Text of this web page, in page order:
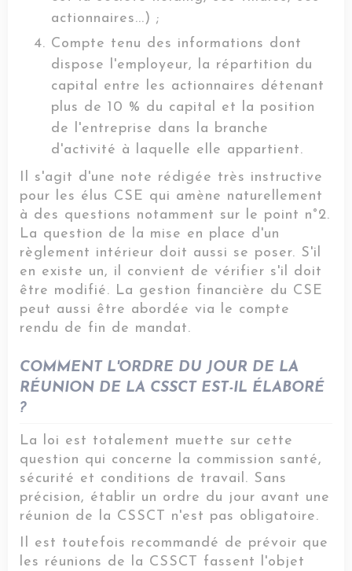
actionnaires...) ;
Compte tenu des informations dont
dispose l'employeur, la répartition du
capital entre les actionnaires détenant
plus de 10 % du capital et la position
de l'entreprise dans la branche
d'activité à laquelle elle appartient.
Il s'agit d'une note rédigée très instructive
pour les élus CSE qui amène naturellement
à des questions notamment sur le point n°2.
La question de la mise en place d'un
règlement intérieur doit aussi se poser. S'il
en existe un, il convient de vérifier s'il doit
être modifié. La gestion financière du CSE
peut aussi être abordée via le compte
rendu de fin de mandat.
COMMENT L'ORDRE DU JOUR DE LA
RÉUNION DE LA CSSCT EST-IL ÉLABORÉ
?
La loi est totalement muette sur cette
question qui concerne la commission santé,
sécurité et conditions de travail. Sans
précision, établir un ordre du jour avant une
réunion de la CSSCT n'est pas obligatoire.
Il est toutefois recommandé de prévoir que
les réunions de la CSSCT fassent l'objet